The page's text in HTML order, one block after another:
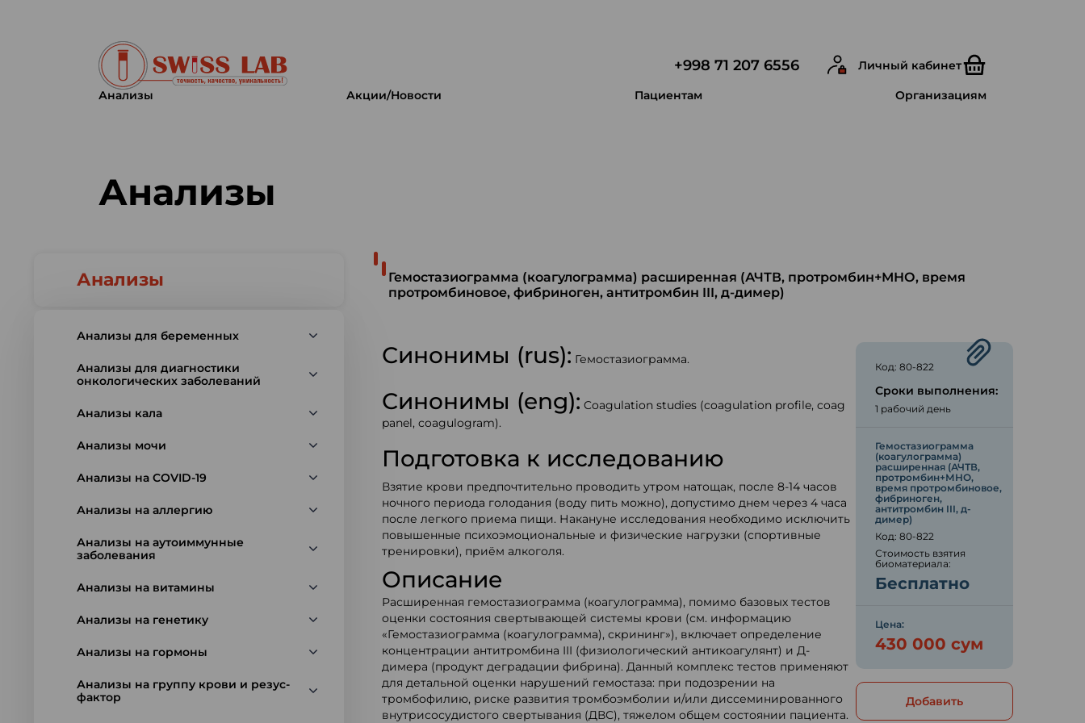
+998 71 207 6556 Личный кабинет
Анализы Акции/Новости Пациентам Организациям
Анализы
Анализы
Анализы для беременных
Анализы для диагностики
онкологических заболеваний
Анализы кала
Анализы мочи
Анализы на COVID-19
Анализы на аллергию
Анализы на аутоиммунные
заболевания
Анализы на витамины
Анализы на генетику
Анализы на гормоны
Анализы на группу крови и резус-
фактор
Гемостазиограмма (коагулограмма) расширенная (АЧТВ, протромбин+МНО, время
протромбиновое, фибриноген, антитромбин III, д-димер)
Синонимы (rus): Гемостазиограмма.
Синонимы (eng): Coagulation studies (coagulation profile, coag
panel, coagulogram).
Подготовка к исследованию
Взятие крови предпочтительно проводить утром натощак, после 8-14 часов
ночного периода голодания (воду пить можно), допустимо днем через 4 часа
после легкого приема пищи. Накануне исследования необходимо исключить
повышенные психоэмоциональные и физические нагрузки (спортивные
тренировки), приём алкоголя.
Описание
Расширенная гемостазиограмма (коагулограмма), помимо базовых тестов
оценки состояния свертывающей системы крови (см. информацию
«Гемостазиограмма (коагулограмма), скрининг»), включает определение
концентрации антитромбина III (физиологический антикоагулянт) и Д-
димера (продукт деградации фибрина). Данный комплекс тестов применяют
для детальной оценки нарушений гемостаза: при подозрении на
тромбофилию, риске развития тромбоэмболии и/или диссеминированного
внутрисосудистого свертывания (ДВС), тяжелом общем состоянии пациента.
Код: 80-822
Сроки выполнения:
1 рабочий день
Гемостазиограмма
(коагулограмма)
расширенная (АЧТВ,
протромбин+МНО,
время протромбиновое,
фибриноген,
антитромбин III, д-
димер)
Код: 80-822
Стоимость взятия
биоматериала:
Бесплатно
Цена:
430 000 сум
Добавить